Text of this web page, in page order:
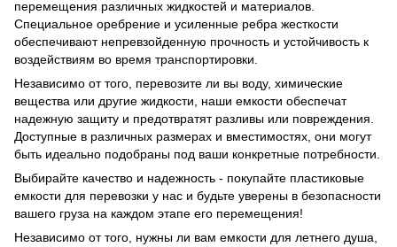
перемещения различных жидкостей и материалов.
Специальное оребрение и усиленные ребра жесткости
обеспечивают непревзойденную прочность и устойчивость к
воздействиям во время транспортировки.
Независимо от того, перевозите ли вы воду, химические
вещества или другие жидкости, наши емкости обеспечат
надежную защиту и предотвратят разливы или повреждения.
Доступные в различных размерах и вместимостях, они могут
быть идеально подобраны под ваши конкретные потребности.
Выбирайте качество и надежность - покупайте пластиковые
емкости для перевозки у нас и будьте уверены в безопасности
вашего груза на каждом этапе его перемещения!
Независимо от того, нужны ли вам емкости для летнего душа,